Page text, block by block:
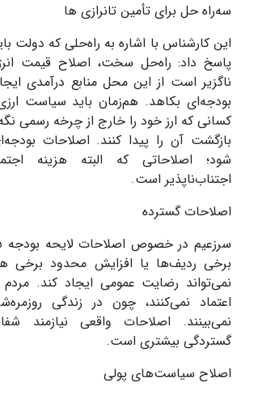
سه‌راه حل برای تأمین تانرازی ها
این کارشناس با اشاره به راه‌حلی که دولت
پاسخ داد: راه‌حل سخت، اصلاح قیمت
ناگزیر است از این محل منابع درآمدی
بودجه‌ای بکاهد. هم‌زمان باید سیاست
کسانی که ارز خود را خارج از چرخه رسمی
بازگشت آن را پیدا کنند. اصلاحات
شود؛ اصلاحاتی که البته هزینه
اجتناب‌ناپذیر است.
اصلاحات گسترده
سرزعیم در خصوص اصلاحات لایحه بودجه
برخی ردیف‌ها یا افزایش محدود برخی
نمی‌تواند رضایت عمومی ایجاد کند. مردم
اعتماد نمی‌کنند، چون در زندگی
نمی‌بینند. اصلاحات واقعی نیازمند
گستردگی بیشتری است.
اصلاح سیاست‌های پولی